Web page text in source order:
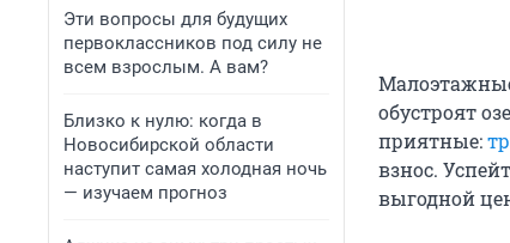
Эти вопросы для будущих
первоклассников под силу не
всем взрослым. А вам?
Близко к нулю: когда в
Новосибирской области
наступит самая холодная ночь
— изучаем прогноз
обустроят
приятные:
взнос.
выгодной